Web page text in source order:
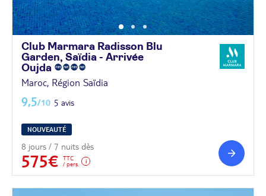
Club Marmara Radisson Blu
Garden, Saïdia - Arrivée
Oujda
Maroc, Région Saïdia
9,5/10 5 avis
NOUVEAUTÉ
8 jours / 7 nuits dès
575€
TTC
/ pers.